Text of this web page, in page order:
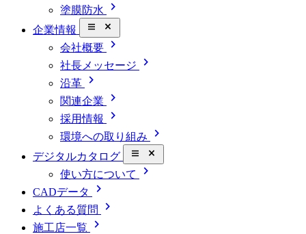
塗膜防水 chevron_right
企業情報 close_small
会社概要 chevron_right
社長メッセージ chevron_right
沿革 chevron_right
関連企業 chevron_right
採用情報 chevron_right
環境への取り組み chevron_right
デジタルカタログ close_small
使い方について chevron_right
CADデータ chevron_right
よくある質問 chevron_right
施工店一覧
chevron_right